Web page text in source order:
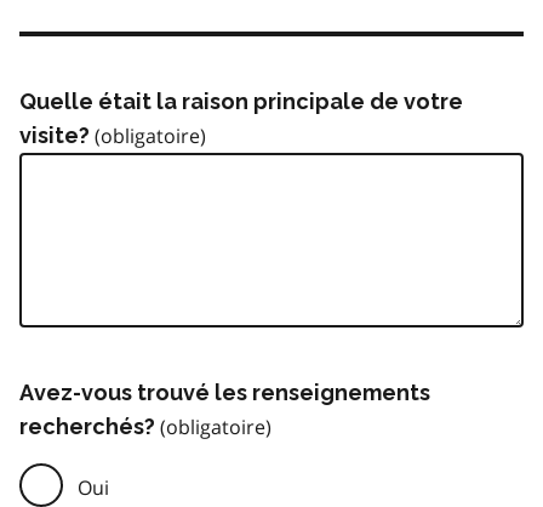
Quelle était la raison principale de votre
visite?
Avez-vous trouvé les renseignements
recherchés?
Oui